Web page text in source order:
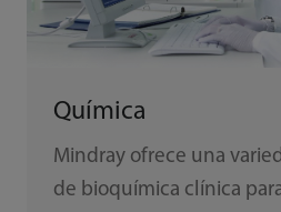
Química
Mindray ofrece una
de bioquímica clínica